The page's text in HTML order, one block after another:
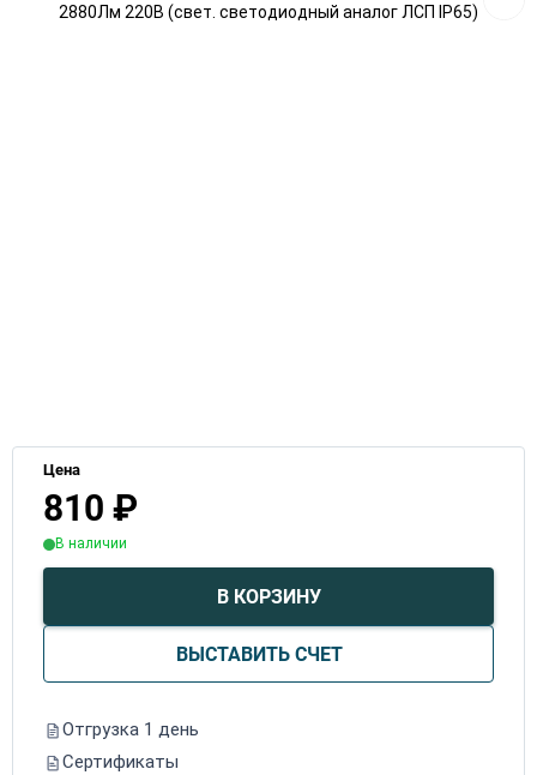
Цена
810₽
В наличии
В КОРЗИНУ
ВЫСТАВИТЬ СЧЕТ
Отгрузка 1 день
Сертификаты